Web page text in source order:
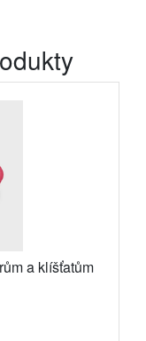
a klíšťatům